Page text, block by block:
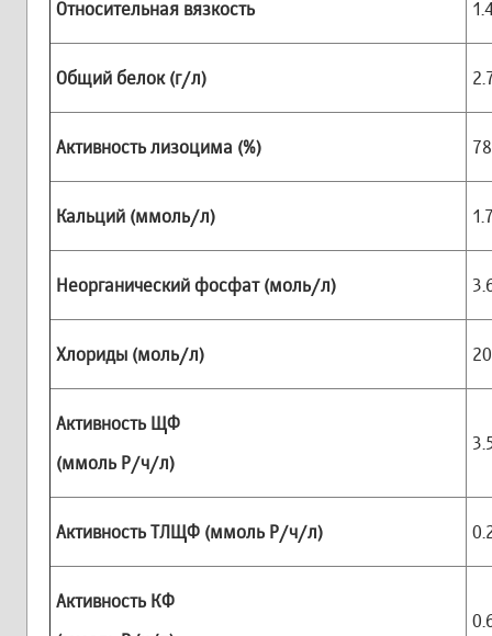
Относительная вязкость
Общий белок (г/л)
Активность лизоцима (%)
Кальций (ммоль/л)
Неорганический фосфат (моль/л)
Хлориды (моль/л)
Активность ЩФ
(ммоль Р/ч/л)
Активность ТЛЩФ (ммоль Р/ч/л)
Активность КФ